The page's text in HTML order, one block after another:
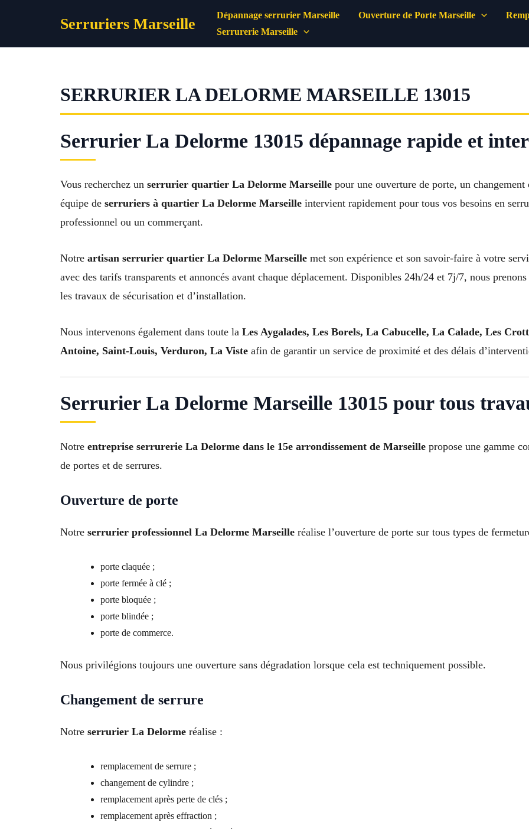
Serruriers Marseille Dépannage serrurier Marseille Ouverture de Porte Marseille
Serrurerie Marseille
SERRURIER LA DELORME MARSEILLE 13015
Serrurier La Delorme 13015 dépannage rapide et
Vous recherchez un serrurier quartier La Delorme Marseille pour une ouverture de porte, un
équipe de serruriers à quartier La Delorme Marseille intervient rapidement pour tous vos besoins en
professionnel ou un commerçant.
Notre artisan serrurier quartier La Delorme Marseille met son expérience et son savoir-faire à votre
avec des tarifs transparents et annoncés avant chaque déplacement. Disponibles 24h/24 et 7j/7, nous
les travaux de sécurisation et d’installation.
Nous intervenons également dans toute la Les Aygalades, Les Borels, La Cabucelle, La Calade, Les
Antoine, Saint-Louis, Verduron, La Viste afin de garantir un service de proximité et des délais
Serrurier La Delorme Marseille 13015 pour tous
Notre entreprise serrurerie La Delorme dans le 15e arrondissement de Marseille propose une gamme
de portes et de serrures.
Ouverture de porte
Notre serrurier professionnel La Delorme Marseille réalise l’ouverture de porte sur tous types de
porte claquée ;
porte fermée à clé ;
porte bloquée ;
porte blindée ;
porte de commerce.
Nous privilégions toujours une ouverture sans dégradation lorsque cela est techniquement possible.
Changement de serrure
Notre serrurier La Delorme réalise :
remplacement de serrure ;
changement de cylindre ;
remplacement après perte de clés ;
remplacement après effraction ;